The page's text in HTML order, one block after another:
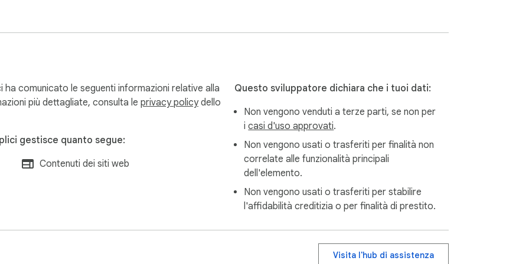
ma renderlo più sicuro e chiaro.
quale formulazione chiarire, dove aggiungere un limite di responsabilità, dove rimuovere
di risoluzione, esclusioni, limiti o una formulazione più giusta.
accordi con clienti, appaltatori, datori di lavoro, banche, assicuratori e servizi online.
vendita/acquisto, contratti di agenzia, certificati di lavoro, procure, accordi con clienti, appaltatori e
comunicato le seguenti informazioni relative alla
più dettagliate, consulta le privacy policydello
gestisce quanto segue:
Contenuti dei siti web
Questo sviluppatore dichiara che i tuoi dati:
Non vengono venduti a terze parti, se non per
icasi d'uso approvati.
Non vengono usati o trasferiti per finalità non
correlate alle funzionalità principali
dell'elemento.
Non vengono usati o trasferiti per stabilire
l'affidabilità creditizia o per finalità di prestito.
Visita l'hub di assistenza